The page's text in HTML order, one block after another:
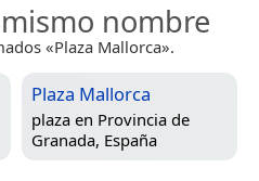
nombre
«Plaza Mallorca».
Plaza Mallorca
plaza en Provincia de
Granada, España